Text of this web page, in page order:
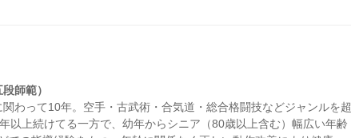
師範）
関わって10年。空手・古武術・合気道・総合格闘技などジャンルを超
以上続けてる一方で、幼年からシニア（80歳以上含む）幅広い年齢